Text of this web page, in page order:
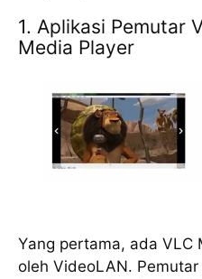
1. Aplikasi Pemutar
Mеdіа Player
Yаng pertama, аdа VLC
oleh VіdеоLAN. Pemutar